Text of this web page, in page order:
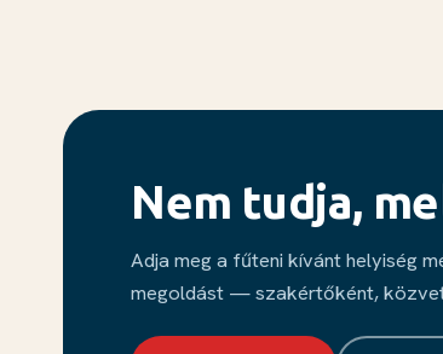
Nem tudja,
Adja meg a fűteni kívánt helyiség
megoldást — szakértőként,